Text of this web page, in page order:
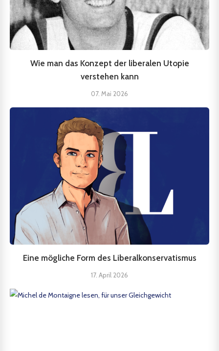
Wie man das Konzept der liberalen Utopie
verstehen kann
07. Mai 2026
Eine mögliche Form des Liberalkonservatismus
17. April 2026